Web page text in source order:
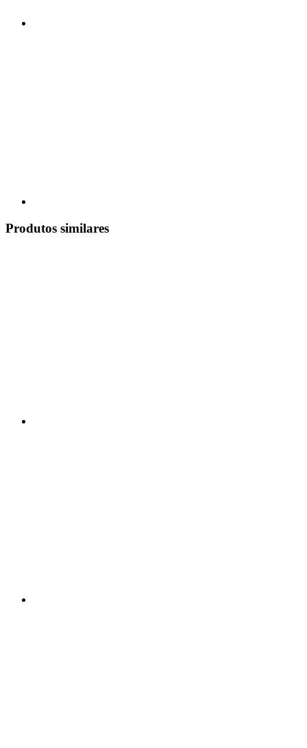
Produtos similares